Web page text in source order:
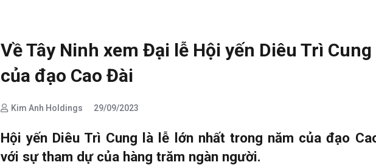
Về Tây Ninh xem Đại lễ Hội yến Diêu Trì Cung
của đạo Cao Đài
Kim Anh Holdings 29/09/2023
Hội yến Diêu Trì Cung là lễ lớn nhất trong năm của đạo
với sự tham dự của hàng trăm ngàn người.